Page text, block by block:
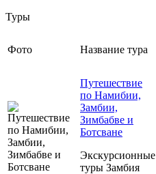
Туры
Фото Название тура
Путешествие
по Намибии,
Замбии,
Зимбабве и
Ботсване
Экскурсионные
туры Замбия